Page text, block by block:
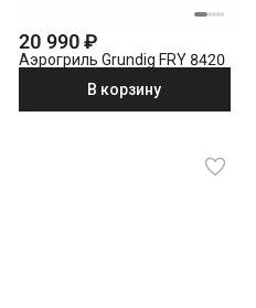
20 990 ₽
Аэрогриль Grundig FRY 8420
В корзину